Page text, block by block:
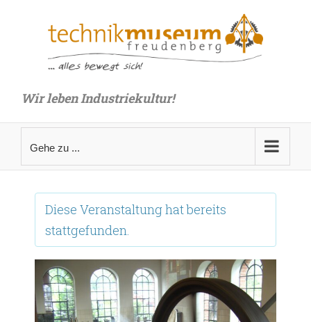
Wir leben Industriekultur!
Gehe zu ...
Diese Veranstaltung hat bereits
stattgefunden.